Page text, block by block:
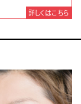
詳しくはこちら